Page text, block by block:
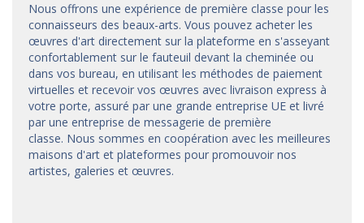
Nous offrons une expérience de première classe pour les
connaisseurs des beaux-arts. Vous pouvez acheter les
œuvres d'art directement sur la plateforme en s'asseyant
confortablement sur le fauteuil devant la cheminée ou
dans vos bureau, en utilisant les méthodes de paiement
virtuelles et recevoir vos œuvres avec livraison express à
votre porte, assuré par une grande entreprise UE et livré
par une entreprise de messagerie de première
classe. Nous sommes en coopération avec les meilleures
maisons d'art et plateformes pour promouvoir nos
artistes, galeries et œuvres.